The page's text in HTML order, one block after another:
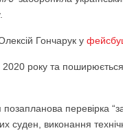
Гончарук у
року та поширюється
перевірка
суден, виконання